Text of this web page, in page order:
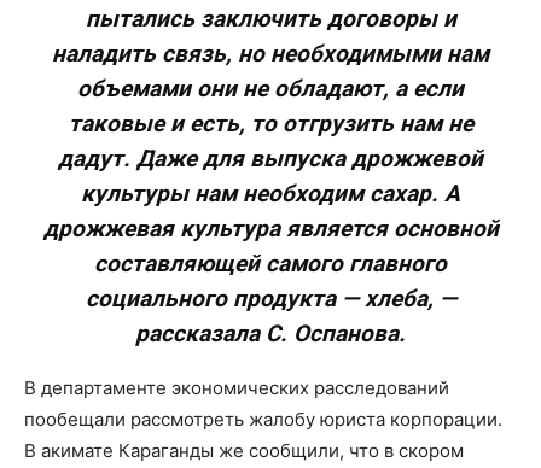
пытались заключить договоры и
наладить связь, но необходимыми нам
объемами они не обладают, а если
таковые и есть, то отгрузить нам не
дадут. Даже для выпуска дрожжевой
культуры нам необходим сахар. А
дрожжевая культура является основной
составляющей самого главного
социального продукта — хлеба, —
рассказала С. Оспанова.
В департаменте экономических расследований
пообещали рассмотреть жалобу юриста корпорации.
В акимате Караганды же сообщили, что в скором